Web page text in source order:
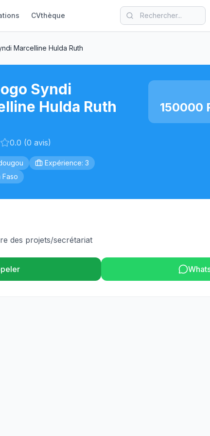
CVthèque
Marcelline Hulda Ruth
Syndi
Hulda Ruth
0.0 (0 avis)
Expérience: 3
Faso
150000
des projets/secrétariat